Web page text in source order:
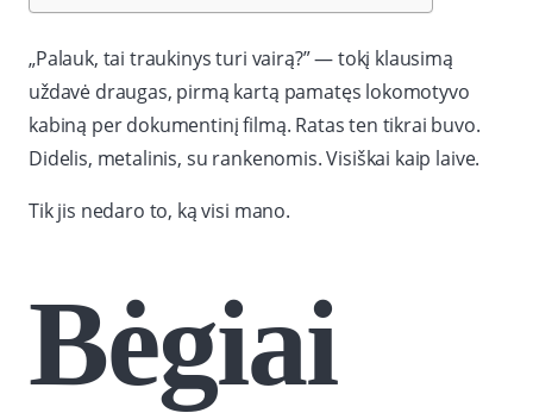
„Palauk, tai traukinys turi vairą?” — tokį klausimą
uždavė draugas, pirmą kartą pamatęs lokomotyvo
kabiną per dokumentinį filmą. Ratas ten tikrai buvo.
Didelis, metalinis, su rankenomis. Visiškai kaip laive.
Tik jis nedaro to, ką visi mano.
Bėgiai